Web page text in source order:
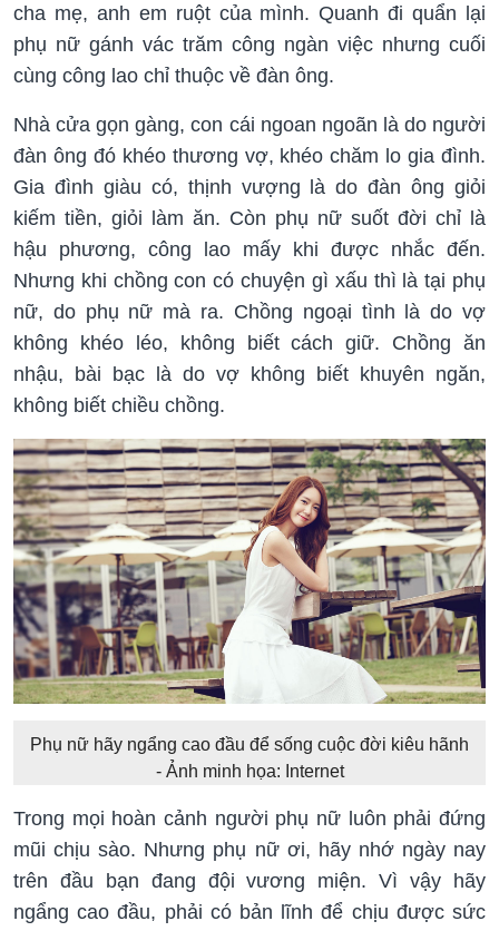
cha mẹ, anh em ruột của mình. Quanh đi quẩn lại
phụ nữ gánh vác trăm công ngàn việc nhưng cuối
cùng công lao chỉ thuộc về đàn ông.
Nhà cửa gọn gàng, con cái ngoan ngoãn là do người
đàn ông đó khéo thương vợ, khéo chăm lo gia đình.
Gia đình giàu có, thịnh vượng là do đàn ông giỏi
kiếm tiền, giỏi làm ăn. Còn phụ nữ suốt đời chỉ là
hậu phương, công lao mấy khi được nhắc đến.
Nhưng khi chồng con có chuyện gì xấu thì là tại phụ
nữ, do phụ nữ mà ra. Chồng ngoại tình là do vợ
không khéo léo, không biết cách giữ. Chồng ăn
nhậu, bài bạc là do vợ không biết khuyên ngăn,
không biết chiều chồng.
Phụ nữ hãy ngẩng cao đầu để sống cuộc đời kiêu hãnh
- Ảnh minh họa: Internet
Trong mọi hoàn cảnh người phụ nữ luôn phải đứng
mũi chịu sào. Nhưng phụ nữ ơi, hãy nhớ ngày nay
trên đầu bạn đang đội vương miện. Vì vậy hãy
ngẩng cao đầu, phải có bản lĩnh để chịu được sức